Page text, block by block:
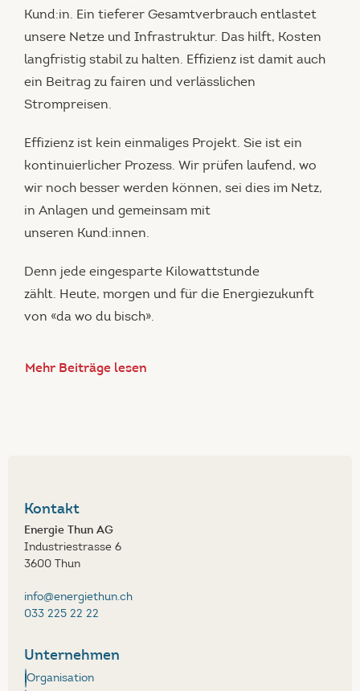
Kund:in. Ein tieferer Gesamtverbrauch entlastet
unsere Netze und Infrastruktur. Das hilft, Kosten
langfristig stabil zu halten. Effizienz ist damit auch
ein Beitrag zu fairen und verlässlichen
Strompreisen.
Effizienz ist kein einmaliges Projekt. Sie ist ein
kontinuierlicher Prozess. Wir prüfen laufend, wo
wir noch besser werden können, sei dies im Netz,
in Anlagen und gemeinsam mit
unseren Kund:innen.
Denn jede eingesparte Kilowattstunde
zählt. Heute, morgen und für die Energiezukunft
von «da wo du bisch».
Mehr Beiträge lesen
Kontakt
Energie Thun AG
Industriestrasse 6
3600 Thun
info@energiethun.ch
033 225 22 22
Unternehmen
Organisation